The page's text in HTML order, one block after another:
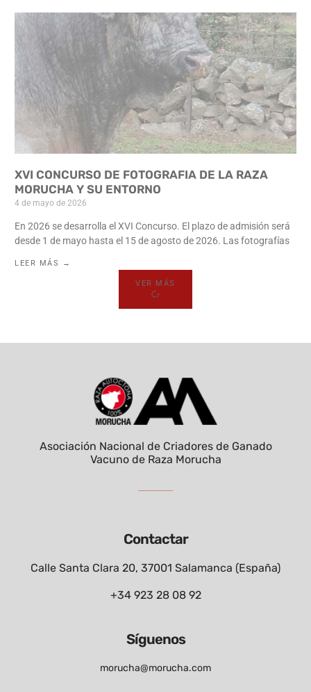
XVI CONCURSO DE FOTOGRAFIA DE LA RAZA
MORUCHA Y SU ENTORNO
4 de mayo de 2026
En 2026 se desarrolla el XVI Concurso. El plazo de admisión será
desde 1 de mayo hasta el 15 de agosto de 2026. Las fotografías
LEER MÁS →
VER MÁS
Contactar
Calle Santa Clara 20, 37001 Salamanca (España)
+34 923 28 08 92
Asociación Nacional de Criadores de Ganado
Vacuno de Raza Morucha
Síguenos
morucha@morucha.com